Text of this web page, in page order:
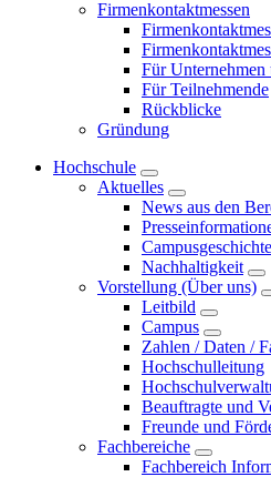
Firmenkontaktmessen
Für
Für Teilnehmende
Rückblicke
Gründung
Hochschule
Aktuelles
News aus den
Nachhaltigkeit
Vorstellung (Über uns)
Leitbild
Campus
Zahlen / Daten /
Hochschulleitung
Beauftragte und
Freunde und
Fachbereiche
Fachbereich